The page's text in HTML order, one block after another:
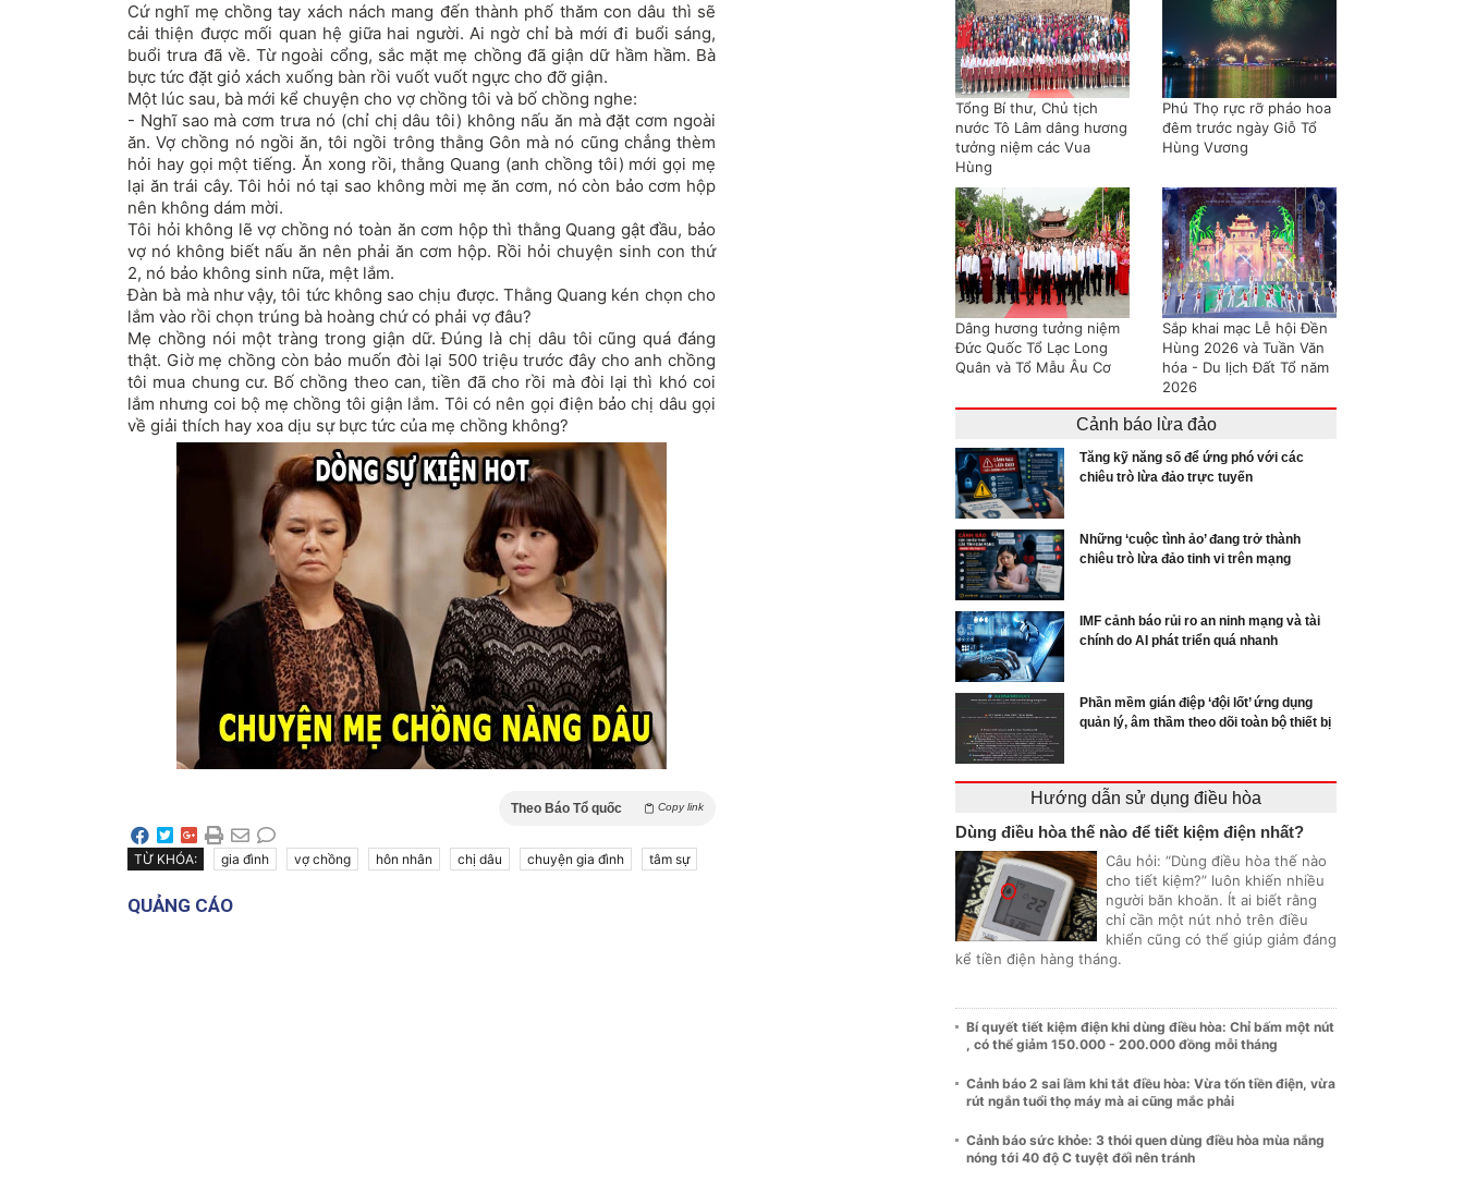
Cứ nghĩ mẹ chồng tay xách nách mang đến thành phố thăm con dâu thì sẽ
cải thiện được mối quan hệ giữa hai người. Ai ngờ chỉ bà mới đi buổi sáng,
buổi trưa đã về. Từ ngoài cổng, sắc mặt mẹ chồng đã giận dữ hầm hầm. Bà
bực tức đặt giỏ xách xuống bàn rồi vuốt vuốt ngực cho đỡ giận.
Một lúc sau, bà mới kể chuyện cho vợ chồng tôi và bố chồng nghe:
- Nghĩ sao mà cơm trưa nó (chỉ chị dâu tôi) không nấu ăn mà đặt cơm ngoài
ăn. Vợ chồng nó ngồi ăn, tôi ngồi trông thằng Gôn mà nó cũng chẳng thèm
hỏi hay gọi một tiếng. Ăn xong rồi, thằng Quang (anh chồng tôi) mới gọi mẹ
lại ăn trái cây. Tôi hỏi nó tại sao không mời mẹ ăn cơm, nó còn bảo cơm hộp
nên không dám mời.
Tôi hỏi không lẽ vợ chồng nó toàn ăn cơm hộp thì thằng Quang gật đầu, bảo
vợ nó không biết nấu ăn nên phải ăn cơm hộp. Rồi hỏi chuyện sinh con thứ
2, nó bảo không sinh nữa, mệt lắm.
Đàn bà mà như vậy, tôi tức không sao chịu được. Thằng Quang kén chọn cho
lắm vào rồi chọn trúng bà hoàng chứ có phải vợ đâu?
Mẹ chồng nói một tràng trong giận dữ. Đúng là chị dâu tôi cũng quá đáng
thật. Giờ mẹ chồng còn bảo muốn đòi lại 500 triệu trước đây cho anh chồng
tôi mua chung cư. Bố chồng theo can, tiền đã cho rồi mà đòi lại thì khó coi
lắm nhưng coi bộ mẹ chồng tôi giận lắm. Tôi có nên gọi điện bảo chị dâu gọi
về giải thích hay xoa dịu sự bực tức của mẹ chồng không?
Theo Báo Tổ quốc Copy link
TỪ KHÓA: gia đình vợ chồng hôn nhân chị dâu chuyện gia đình tâm sự
QUẢNG CÁO
Tổng Bí thư, Chủ tịch
nước Tô Lâm dâng hương
tưởng niệm các Vua
Hùng
Phú Thọ rực rỡ pháo hoa
đêm trước ngày Giỗ Tổ
Hùng Vương
Dâng hương tưởng niệm
Đức Quốc Tổ Lạc Long
Quân và Tổ Mẫu Âu Cơ
Sắp khai mạc Lễ hội Đền
Hùng 2026 và Tuần Văn
hóa - Du lịch Đất Tổ năm
2026
Cảnh báo lừa đảo
Tăng kỹ năng số để ứng phó với các
chiêu trò lừa đảo trực tuyến
Những ‘cuộc tình ảo’ đang trở thành
chiêu trò lừa đảo tinh vi trên mạng
IMF cảnh báo rủi ro an ninh mạng và tài
chính do AI phát triển quá nhanh
Phần mềm gián điệp ‘đội lốt’ ứng dụng
quản lý, âm thầm theo dõi toàn bộ thiết bị
Hướng dẫn sử dụng điều hòa
Dùng điều hòa thế nào để tiết kiệm điện nhất?
Câu hỏi: “Dùng điều hòa thế nào
cho tiết kiệm?” luôn khiến nhiều
người băn khoăn. Ít ai biết rằng
chỉ cần một nút nhỏ trên điều
khiển cũng có thể giúp giảm đáng
kể tiền điện hàng tháng.
Bí quyết tiết kiệm điện khi dùng điều hòa: Chỉ bấm một nút
, có thể giảm 150.000 - 200.000 đồng mỗi tháng
Cảnh báo 2 sai lầm khi tắt điều hòa: Vừa tốn tiền điện, vừa
rút ngắn tuổi thọ máy mà ai cũng mắc phải
Cảnh báo sức khỏe: 3 thói quen dùng điều hòa mùa nắng
nóng tới 40 độ C tuyệt đối nên tránh